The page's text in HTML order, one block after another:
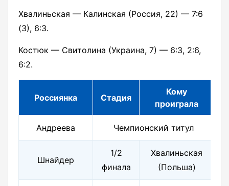
Хвалиньская — Калинская (Россия, 22) — 7:6
(3), 6:3.
Костюк — Свитолина (Украина, 7) — 6:3, 2:6,
6:2.
Россиянка Стадия
Кому
проиграла
Андреева Чемпионский титул
Шнайдер
1/2
финала
Хвалиньская
(Польша)